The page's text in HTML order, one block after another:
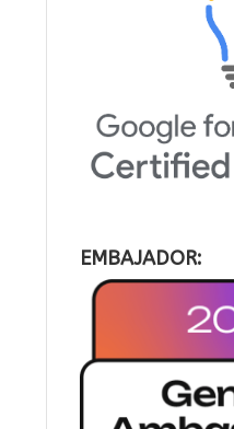
EMBAJADOR: